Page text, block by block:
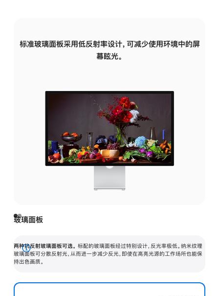
标准玻璃面板采用低反射率设计，可减少使用环境中的屏
幕眩光。
玻璃面板
两种抗反射玻璃面板可选。 标配的玻璃面板经过特别设计，反光率极低。纳米纹理
玻璃面板可分散反射光，从而进一步减少反光，即使在高亮光源的工作场所也能保
持出色画质。
展
开